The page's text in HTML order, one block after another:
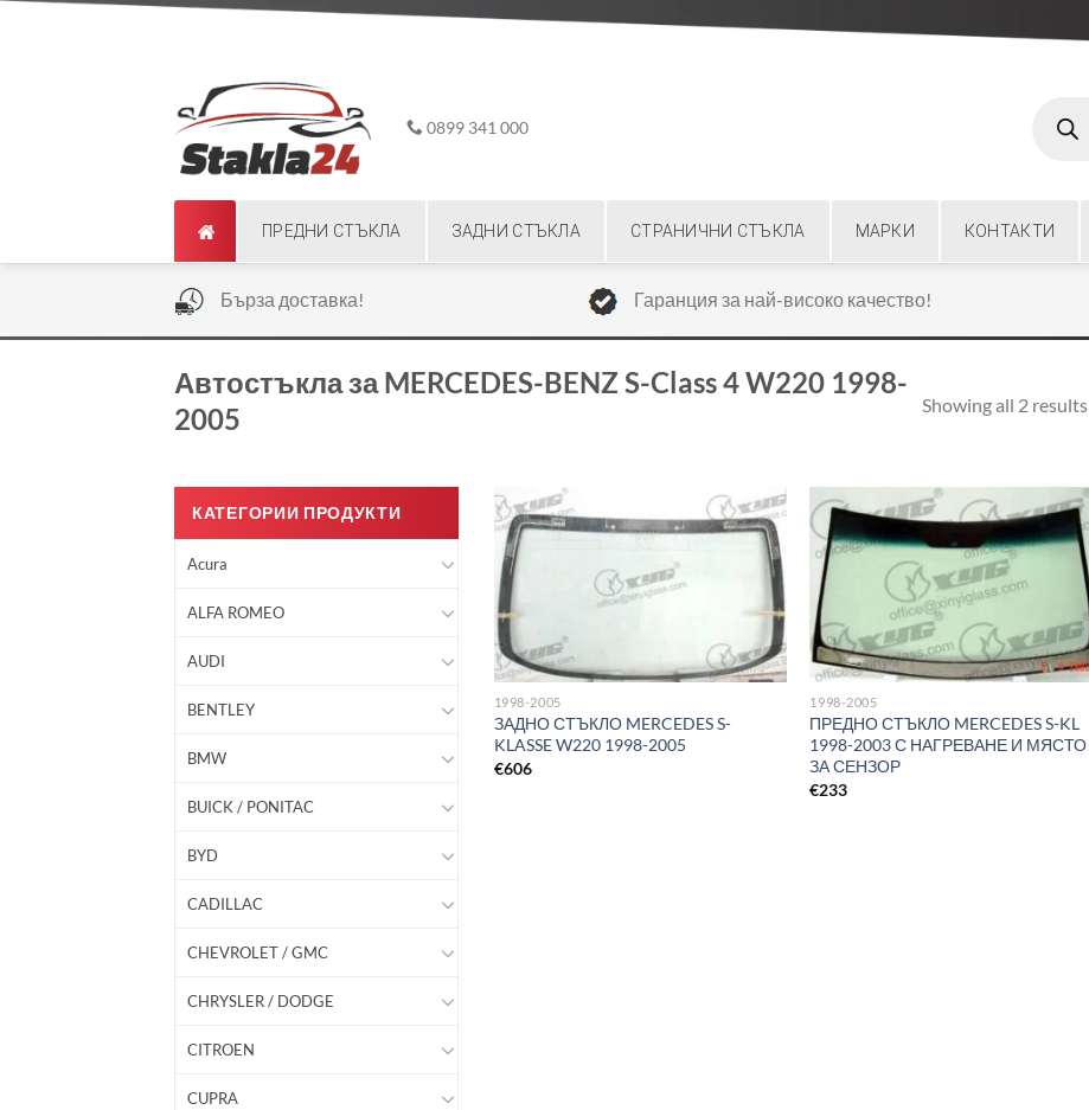
0899 341 000
search
ПРЕДНИ СТЪКЛА ЗАДНИ СТЪКЛА СТРАНИЧНИ СТЪКЛА МАРКИ КОНТАКТИ
Бърза доставка! Гаранция за най-високо качество!
Автостъкла за MERCEDES-BENZ S-Class 4 W220 1998-
2005
Showing all 2 results
КАТЕГОРИИ ПРОДУКТИ
Acura
ALFA ROMEO
AUDI
BENTLEY
BMW
BUICK / PONITAC
BYD
CADILLAC
CHEVROLET / GMC
CHRYSLER / DODGE
CITROEN
CUPRA
1998-2005
ЗАДНО СТЪКЛО MERCEDES S-
KLASSE W220 1998-2005
€606
1998-2005
ПРЕДНО СТЪКЛО MERCEDES S-KL
1998-2003 С НАГРЕВАНЕ И МЯСТО
ЗА СЕНЗОР
€233